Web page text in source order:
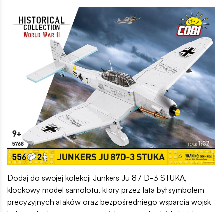
Dodaj do swojej kolekcji Junkers Ju 87 D-3 STUKA,
klockowy model samolotu, który przez lata był symbolem
precyzyjnych ataków oraz bezpośredniego wsparcia wojsk